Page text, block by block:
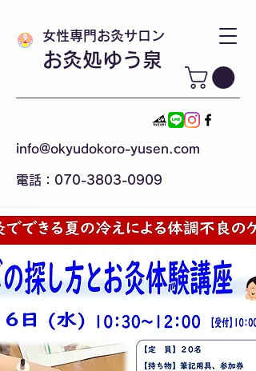
女性専門お灸サロン
お灸処ゆう泉
info@okyudokoro-yusen.com
電話：070-3803-0909